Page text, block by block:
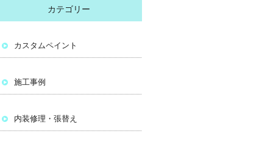
カテゴリー
カスタムペイント
施工事例
内装修理・張替え